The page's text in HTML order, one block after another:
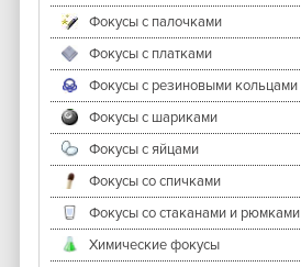
Фокусы с палочками
Фокусы с платками
Фокусы с резиновыми кольцами
Фокусы с шариками
Фокусы с яйцами
Фокусы со спичками
Фокусы со стаканами и рюмками
Химические фокусы